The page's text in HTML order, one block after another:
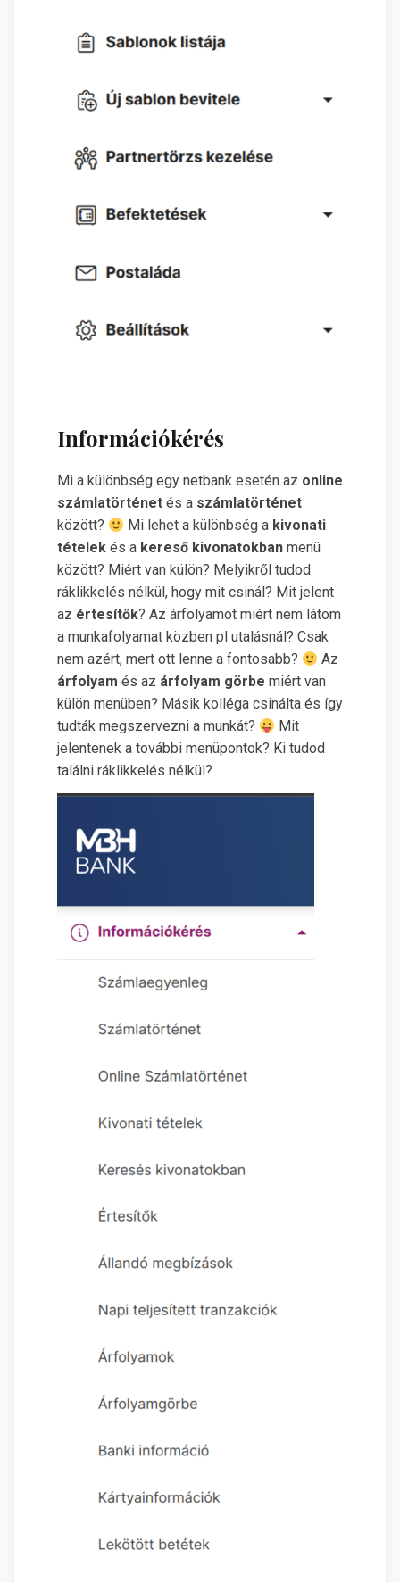
Információkérés
Mi a különbség egy netbank esetén az online
számlatörténet és a számlatörténet
között?
Mi lehet a különbség a kivonati
tételek és a kereső kivonatokban menü
között? Miért van külön? Melyikről tudod
ráklikkelés nélkül, hogy mit csinál? Mit jelent
az értesítők? Az árfolyamot miért nem látom
a munkafolyamat közben pl utalásnál? Csak
nem azért, mert ott lenne a fontosabb?
Az
árfolyam és az árfolyam görbe miért van
külön menüben? Másik kolléga csinálta és így
tudták megszervezni a munkát?
Mit
jelentenek a további menüpontok? Ki tudod
találni ráklikkelés nélkül?